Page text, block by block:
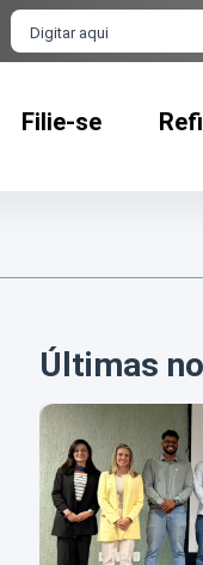
Barra de busca
Filie-se
Últimas